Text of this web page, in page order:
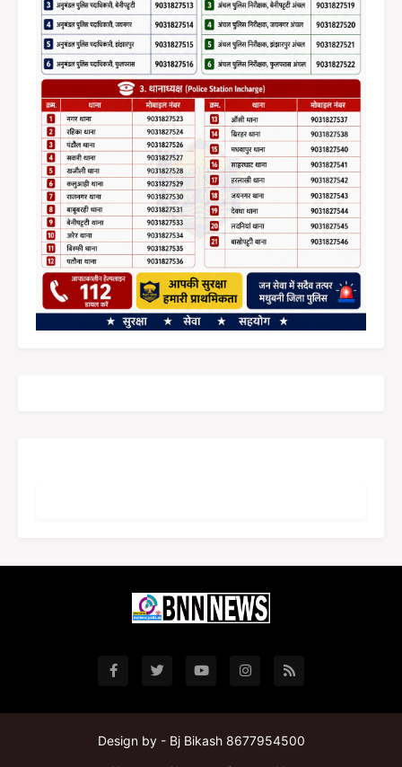
Design by - Bj Bikash 8677954500